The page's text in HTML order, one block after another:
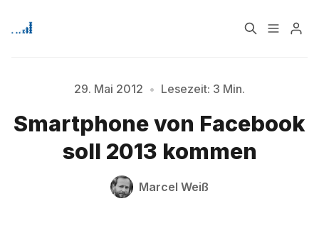
Signup
29. Mai 2012 • Lesezeit: 3 Min.
Smartphone von Facebook
soll 2013 kommen
Marcel Weiß